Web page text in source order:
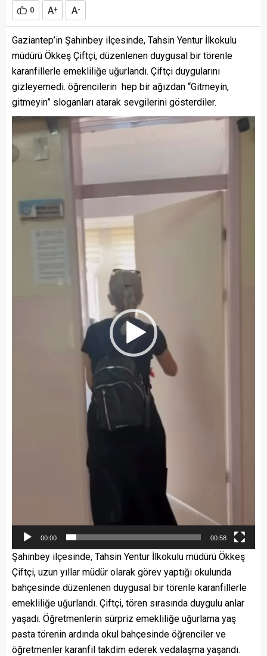
0 A+ A-
Gaziantep’in Şahinbey ilçesinde, Tahsin Yentur İlkokulu
müdürü Ökkeş Çiftçi, düzenlenen duygusal bir törenle
karanfillerle emekliliğe uğurlandı. Çiftçi duygularını
gizleyemedi. öğrencilerin hep bir ağızdan “Gitmeyin,
gitmeyin” sloganları atarak sevgilerini gösterdiler.
Video
oynatıcı
00:00 00:58
Şahinbey ilçesinde, Tahsin Yentur İlkokulu müdürü Ökkeş
Çiftçi, uzun yıllar müdür olarak görev yaptığı okulunda
bahçesinde düzenlenen duygusal bir törenle karanfillerle
emekliliğe uğurlandı. Çiftçi, tören sırasında duygulu anlar
yaşadı. Öğretmenlerin sürpriz emekliliğe uğurlama yaş
pasta törenin ardında okul bahçesinde öğrenciler ve
öğretmenler karanfil takdim ederek vedalaşma yaşandı.